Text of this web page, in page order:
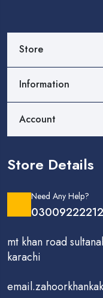
Store
Information
Account
Store Details
Need Any Help?
03009222212
mt khan road
karachi